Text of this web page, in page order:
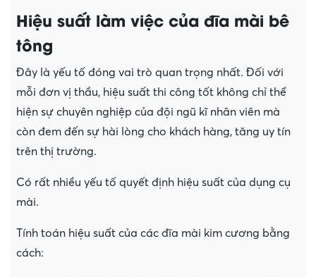
Hiệu suất làm việc của đĩa mài bê
tông
Đây là yếu tố đóng vai trò quan trọng nhất. Đối với
mỗi đơn vị thầu, hiệu suất thi công tốt không chỉ thể
hiện sự chuyên nghiệp của đội ngũ kĩ nhân viên mà
còn đem đến sự hài lòng cho khách hàng, tăng uy tín
trên thị trường.
Có rất nhiều yếu tố quyết định hiệu suất của dụng cụ
mài.
Tính toán hiệu suất của các đĩa mài kim cương bằng
cách: